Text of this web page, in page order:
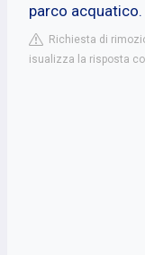
parco acquatico.
Richiesta di
isualizza la risposta